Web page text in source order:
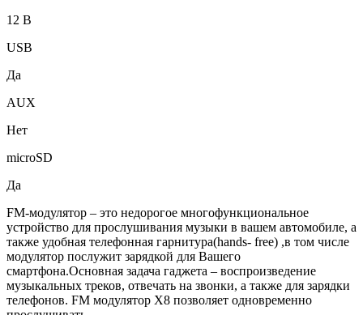
12 В
USB
Да
AUX
Нет
microSD
Да
FM-модулятор – это недорогое многофункциональное
устройство для прослушивания музыки в вашем автомобиле, а
также удобная телефонная гарнитура(hands- free) ,в том числе
модулятор послужит зарядкой для Вашего
смартфона.Основная задача гаджета – воспроизведение
музыкальных треков, отвечать на звонки, а также для зарядки
телефонов. FM модулятор Х8 позволяет одновременно